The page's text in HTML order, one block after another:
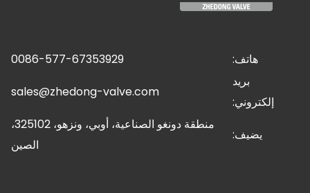
هاتف:
0086-577-67353929
بريد
إلكتروني:
sales@zhedong-valve.com
يضيف:
منطقة دونغو الصناعية، أوبي، ونزهو، 325102،
الصين